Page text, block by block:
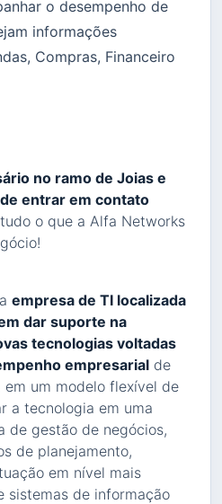
o desempenho de
informações
Compras, Financeiro
no ramo de Joias e
entrar em contato
o que a Alfa Networks
empresa de TI localizada
dar suporte na
tecnologias voltadas
empresarial de
em um modelo flexível de
a tecnologia em uma
de gestão de negócios,
de planejamento,
em nível mais
sistemas de informação